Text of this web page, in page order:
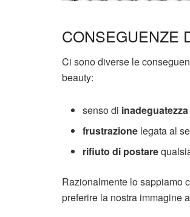
CONSEGUENZE
Ci sono diverse le
beauty:
senso di inadeguatezza
frustrazione legata al
rifiuto di postare
Razionalmente lo sappiamo
preferire la nostra immagine